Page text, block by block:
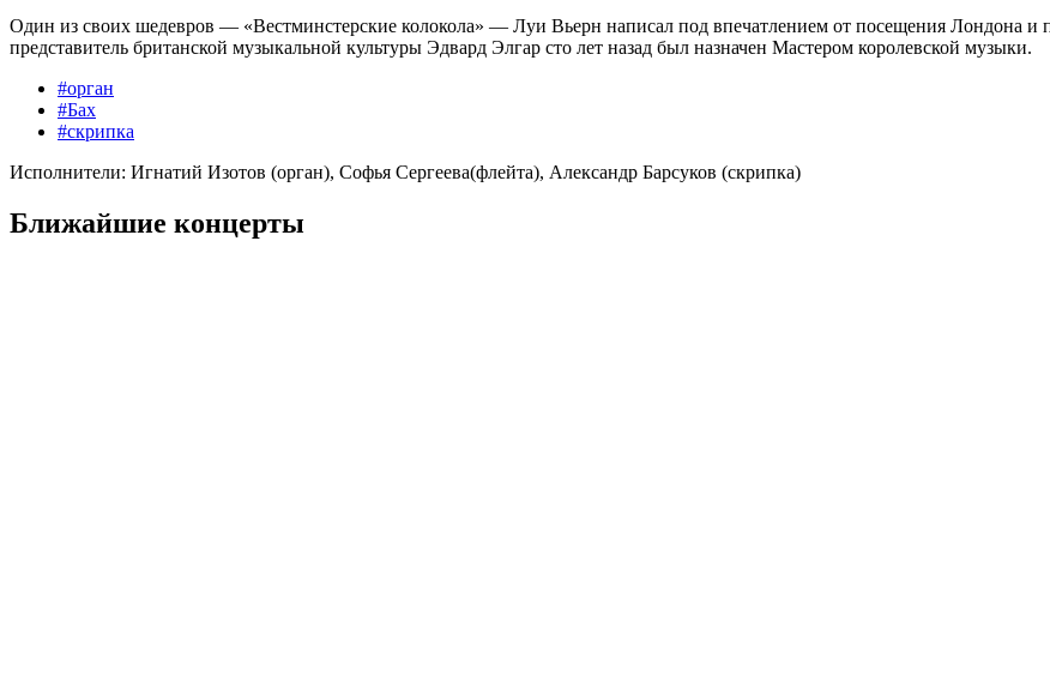
Один из своих шедевров — «Вестминстерские колокола» — Луи Вьерн написал под впечатлением от посещения Лондона и
представитель британской музыкальной культуры Эдвард Элгар сто лет назад был назначен Мастером королевской музыки.
#орган
#Бах
#скрипка
Исполнители: Игнатий Изотов (орган), Софья Сергеева(флейта), Александр Барсуков (скрипка)
Ближайшие концерты